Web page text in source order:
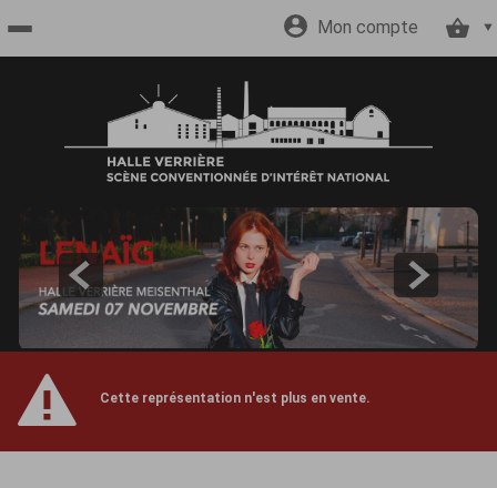
officiel
Mon compte
Cette représentation n'est plus en vente.